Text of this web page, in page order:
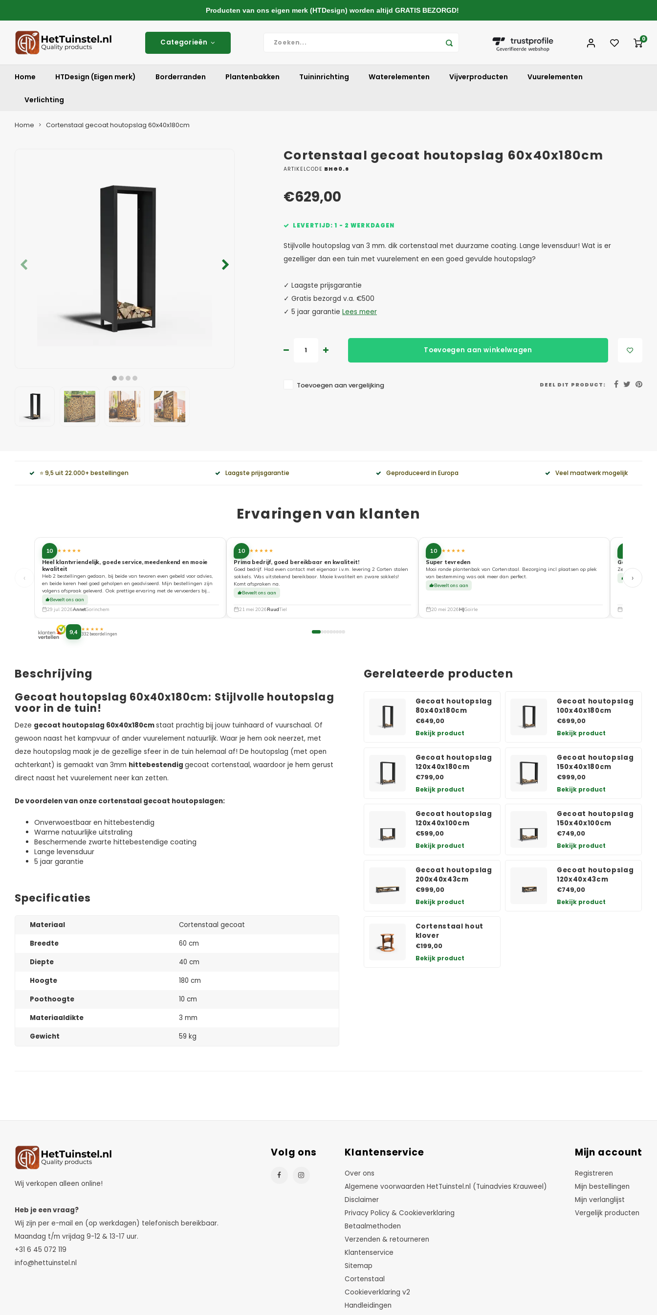
Categorieën 0
Home HTDesign (Eigen merk) Borderranden Plantenbakken Tuininrichting Waterelementen Vijverproducten Vuurelementen
Verlichting
Home Cortenstaal gecoat houtopslag 60x40x180cm
Cortenstaal gecoat houtopslag 60x40x180cm
ARTIKELCODE BHG0.6
€629,00
LEVERTIJD: 1 - 2 WERKDAGEN
Stijlvolle houtopslag van 3 mm. dik cortenstaal met duurzame coating. Lange levensduur! Wat is er
gezelliger dan een tuin met vuurelement en een goed gevulde houtopslag?
✓ Laagste prijsgarantie
✓ Gratis bezorgd v.a. €500
✓ 5 jaar garantie Lees meer
Toevoegen aan winkelwagen
Toevoegen aan vergelijking DEEL DIT PRODUCT:
⭐ 9,5 uit 22.000+ bestellingen Laagste prijsgarantie Geproduceerd in Europa Veel maatwerk mogelijk
Ervaringen van klanten
‹
10 ★★★★★
Heel klantvriendelijk, goede service, meedenkend en mooie
kwaliteit
Heb 2 bestellingen gedaan, bij beide van tevoren even gebeld voor advies,
en beide keren heel goed geholpen en geadviseerd. Mijn bestellingen zijn
volgens afspraak geleverd. Ook prettige ervaring met de vervoerders bij
aflevering. Top!
Beveelt ons aan
29 jul. 2026AnnetGorinchem
10 ★★★★★
Prima bedrijf, goed bereikbaar en kwaliteit!
Goed bedrijf. Had even contact met eigenaar i.v.m. levering 2 Corten stalen
sokkels. Was uitstekend bereikbaar. Mooie kwaliteit en zware sokkels!
Komt afspraken na.
Beveelt ons aan
21 mei 2026RuudTiel
10 ★★★★★
Super tevreden
Mooi ronde plantenbak van Cortenstaal. Bezorging incl plaatsen op plek
van bestemming was ook meer dan perfect.
Beveelt ons aan
20 mei 2026HJGoirle
Goede
Zeer tevreden
Beveelt ons
›
9,4 ★★★★★
332 beoordelingen
Beschrijving
Gecoat houtopslag 60x40x180cm: Stijlvolle houtopslag
voor in de tuin!
Deze gecoat houtopslag 60x40x180cmstaat prachtig bij jouw tuinhaard of vuurschaal. Of
gewoon naast het kampvuur of ander vuurelement natuurlijk. Waar je hem ook neerzet, met
deze houtopslag maak je de gezellige sfeer in de tuin helemaal af! De houtopslag (met open
achterkant) is gemaakt van 3mm hittebestendig gecoat cortenstaal, waardoor je hem gerust
direct naast het vuurelement neer kan zetten.
De voordelen van onze cortenstaal gecoat houtopslagen:
Onverwoestbaar en hittebestendig
Warme natuurlijke uitstraling
Beschermende zwarte hittebestendige coating
Lange levensduur
5 jaar garantie
Specificaties
Materiaal
Cortenstaal gecoat
Breedte
60 cm
Diepte
40 cm
Hoogte
180 cm
Poothoogte
10 cm
Materiaaldikte
3 mm
Gewicht
59 kg
Gerelateerde producten
Gecoat houtopslag
80x40x180cm
€649,00
Bekijk product
Gecoat houtopslag
100x40x180cm
€699,00
Bekijk product
Gecoat houtopslag
120x40x180cm
€799,00
Bekijk product
Gecoat houtopslag
150x40x180cm
€999,00
Bekijk product
Gecoat houtopslag
120x40x100cm
€599,00
Bekijk product
Gecoat houtopslag
150x40x100cm
€749,00
Bekijk product
Gecoat houtopslag
200x40x43cm
€999,00
Bekijk product
Gecoat houtopslag
120x40x43cm
€749,00
Bekijk product
Cortenstaal hout
klover
€199,00
Bekijk product
Wij verkopen alleen online!
Heb je een vraag?
Wij zijn per e-mail en (op werkdagen) telefonisch bereikbaar.
Maandag t/m vrijdag 9-12 & 13-17 uur.
+31 6 45 072 119
info@hettuinstel.nl
Volg ons Klantenservice
Over ons
Algemene voorwaarden HetTuinstel.nl (Tuinadvies Krauweel)
Disclaimer
Privacy Policy & Cookieverklaring
Betaalmethoden
Verzenden & retourneren
Klantenservice
Sitemap
Cortenstaal
Cookieverklaring v2
Handleidingen
Mijn account
Registreren
Mijn bestellingen
Mijn verlanglijst
Vergelijk producten
Producten van ons eigen merk (HTDesign) worden altijd GRATIS BEZORGD!